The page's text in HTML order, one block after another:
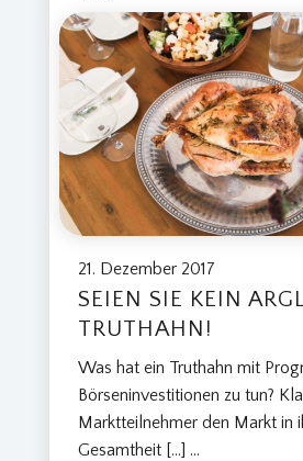
21. Dezember 2017
SEIEN SIE KEIN
TRUTHAHN!
Was hat ein Truthahn mit
Börseninvestitionen zu tun?
Marktteilnehmer den Markt in
Gesamtheit […] ...